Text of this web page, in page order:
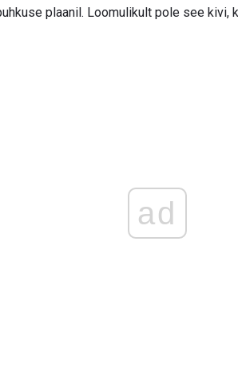
plaanil. Loomulikult pole see kivi,
ad